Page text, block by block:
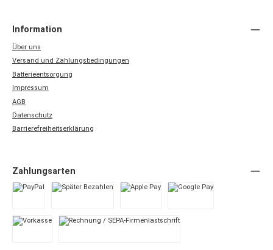
Information
Über uns
Versand und Zahlungsbedingungen
Batterieentsorgung
Impressum
AGB
Datenschutz
Barrierefreiheitserklärung
Zahlungsarten